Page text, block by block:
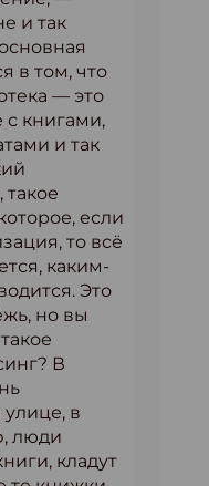
и так
в том, что
— это
книгами,
и так
такое
если
то всё
каким-
Это
но вы
В
в
люди
кладут